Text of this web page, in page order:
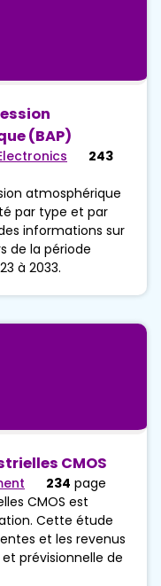
(BAP)
243
atmosphérique
par type et par
informations sur
de la période
à 2033.
CMOS
234 page
CMOS est
Cette étude
et les revenus
prévisionnelle de